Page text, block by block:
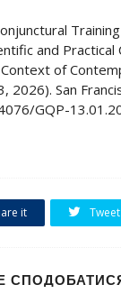
and Practical
of
2026). San
GQP-
it Tweet